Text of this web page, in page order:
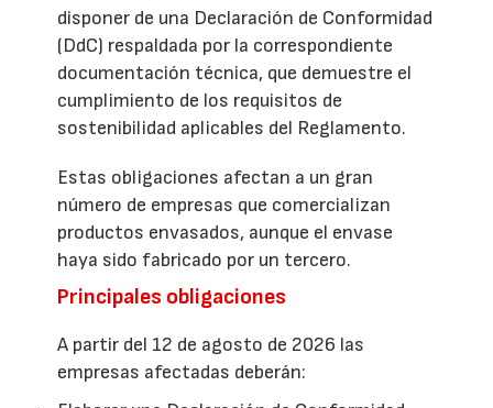
disponer de una Declaración de Conformidad
(DdC) respaldada por la correspondiente
documentación técnica, que demuestre el
cumplimiento de los requisitos de
sostenibilidad aplicables del Reglamento.
Estas obligaciones afectan a un gran
número de empresas que comercializan
productos envasados, aunque el envase
haya sido fabricado por un tercero.
Principales obligaciones
A partir del 12 de agosto de 2026 las
empresas afectadas deberán: